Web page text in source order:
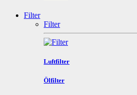
Filter
Filter
Luftfilter
Ölfilter